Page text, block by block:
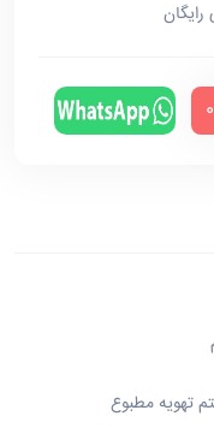
رایگان
تهویه مطبوع